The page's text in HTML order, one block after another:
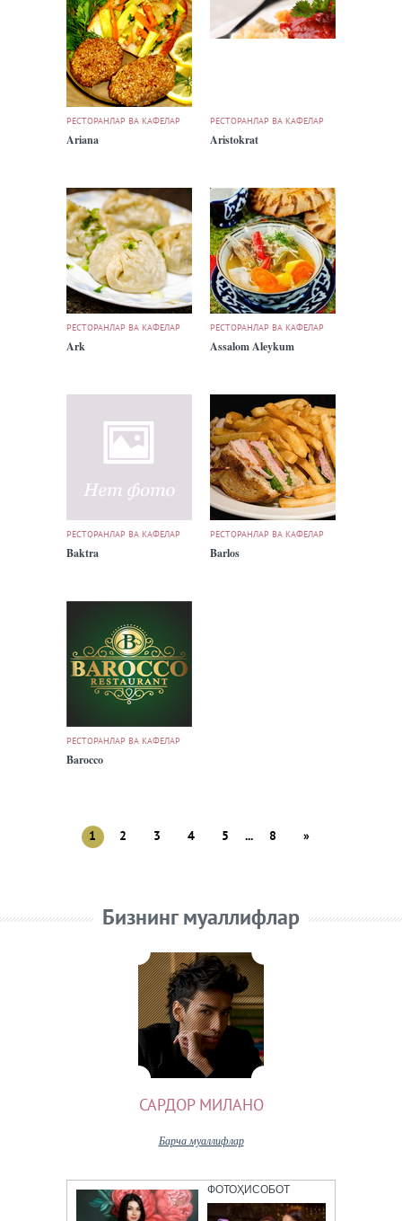
РЕСТОРАНЛАР ВА КАФЕЛАР
Ariana
РЕСТОРАНЛАР ВА КАФЕЛАР
Aristokrat
РЕСТОРАНЛАР ВА КАФЕЛАР
Ark
РЕСТОРАНЛАР ВА КАФЕЛАР
Assalom Aleykum
РЕСТОРАНЛАР ВА КАФЕЛАР
Baktra
РЕСТОРАНЛАР ВА КАФЕЛАР
Barlos
РЕСТОРАНЛАР ВА КАФЕЛАР
Barocco
1 2 3 4 5 ... 8 »
Бизнинг муаллифлар
САРДОР МИЛАНО
Барча муаллифлар
ФОТОҲИСОБОТ